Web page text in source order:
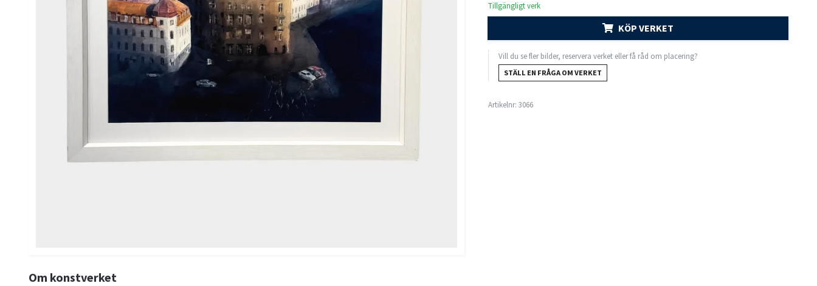
Tillgängligt verk
KÖP VERKET
Vill du se fler bilder, reservera verket eller få råd om placering?
STÄLL EN FRÅGA OM VERKET
Artikelnr: 3066
Om konstverket